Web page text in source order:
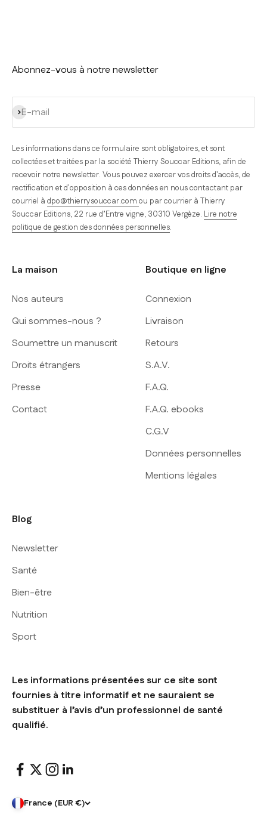
Abonnez-vous à notre newsletter
E-mail
S'inscrire
Les informations dans ce formulaire sont obligatoires, et sont
collectées et traitées par la société Thierry Souccar Editions, afin de
recevoir notre newsletter. Vous pouvez exercer vos droits d'accès, de
rectification et d'opposition à ces données en nous contactant par
courriel à dpo@thierrysouccar.com ou par courrier à Thierry
Souccar Editions, 22 rue d’Entre vigne, 30310 Vergèze. Lire notre
politique de gestion des données personnelles.
La maison
Nos auteurs
Qui sommes-nous ?
Soumettre un manuscrit
Droits étrangers
Presse
Contact
Boutique en ligne
Connexion
Livraison
Retours
S.A.V.
F.A.Q.
F.A.Q. ebooks
C.G.V
Données personnelles
Mentions légales
Blog
Newsletter
Santé
Bien-être
Nutrition
Sport
Les informations présentées sur ce site sont
fournies à titre informatif et ne sauraient se
substituer à l’avis d’un professionnel de santé
qualifié.
France (EUR €)